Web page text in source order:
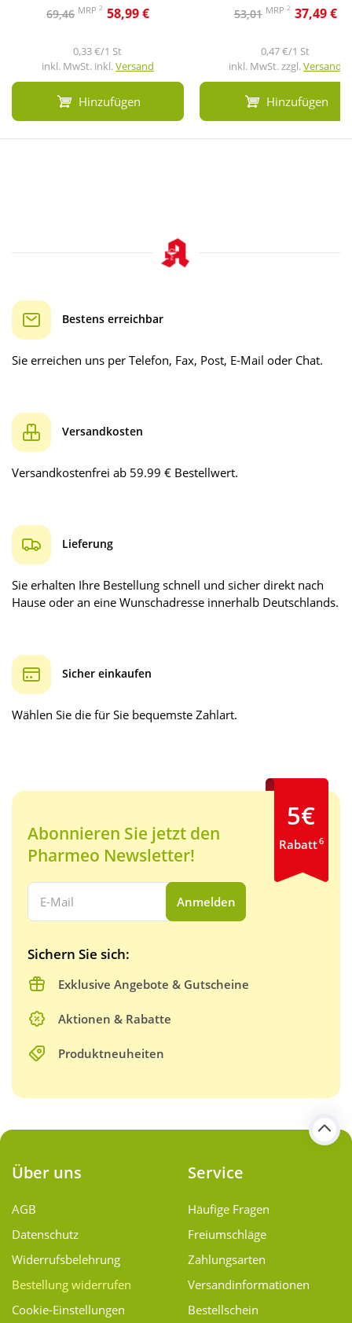
69,46 MRP 2 58,99 €
0,33 €/1 St
inkl. MwSt. inkl. Versand
Hinzufügen
53,01 MRP 2 37,49 €
0,47 €/1 St
inkl. MwSt. zzgl.Versand
Hinzufügen
Bestens erreichbar
Sie erreichen uns per Telefon, Fax, Post, E-Mail oder Chat.
Versandkosten
Versandkostenfrei ab 59.99 € Bestellwert.
Lieferung
Sie erhalten Ihre Bestellung schnell und sicher direkt nach
Hause oder an eine Wunschadresse innerhalb Deutschlands.
Sicher einkaufen
Wählen Sie die für Sie bequemste Zahlart.
Abonnieren Sie jetzt den
Pharmeo Newsletter!
Ihre E-Mail Adresse:
Anmelden
Sichern Sie sich:
Exklusive Angebote & Gutscheine
Aktionen & Rabatte
Produktneuheiten
5€
Rabatt6
Über uns
AGB
Datenschutz
Widerrufsbelehrung
Bestellung widerrufen
Cookie-Einstellungen
Service
Häufige Fragen
Freiumschläge
Zahlungsarten
Versand­informationen
Bestellschein